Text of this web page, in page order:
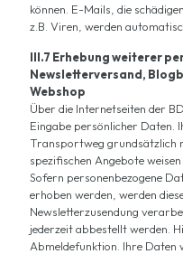
können. E-Mails, die
z.B. Viren, werden
III.7 Erhebung weiterer
Newsletterversand,
Webshop
Über die Internetseiten der
Eingabe persönlicher Daten.
Transportweg grundsätzlich
spezifischen Angebote
Sofern personenbezogene
erhoben werden, werden
Newsletterzusendung
jederzeit abbestellt werden.
Abmeldefunktion. Ihre Daten